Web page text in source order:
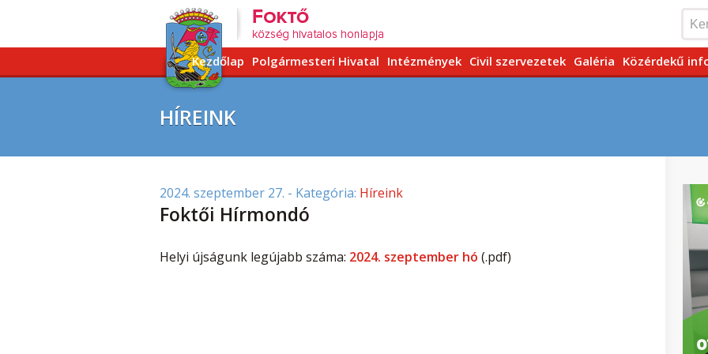
Kezdőlap Polgármesteri Hivatal Intézmények Civil szervezetek Galéria Közérdekű
HÍREINK
2024. szeptember 27. - Kategória: Híreink
Foktői Hírmondó
Helyi újságunk legújabb száma: 2024. szeptember hó (.pdf)